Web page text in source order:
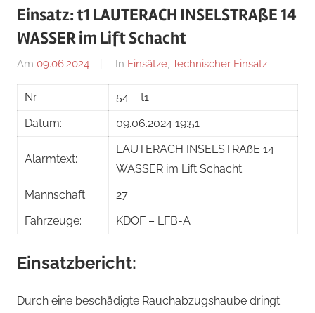
Einsatz: t1 LAUTERACH INSELSTRAßE 14
WASSER im Lift Schacht
Am 09.06.2024
Von
Steiner
In Einsätze, Technischer Einsatz
Nr.
54 – t1
Datum:
09.06.2024 19:51
Alarmtext:
LAUTERACH INSELSTRAßE 14
WASSER im Lift Schacht
Mannschaft:
27
Fahrzeuge:
KDOF – LFB-A
Einsatzbericht:
Durch eine beschädigte Rauchabzugshaube dringt